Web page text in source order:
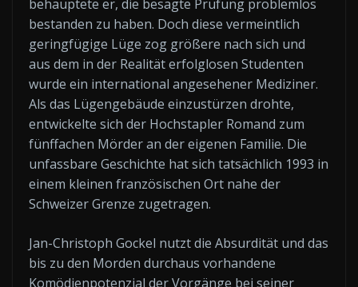
behauptete er, die besagte Prüfung problemlos
bestanden zu haben. Doch diese vermeintlich
geringfügige Lüge zog größere nach sich und
aus dem in der Realität erfolglosen Studenten
wurde ein international angesehener Mediziner.
Als das Lügengebäude einzustürzen drohte,
entwickelte sich der Hochstapler Romand zum
fünffachen Mörder an der eigenen Familie. Die
unfassbare Geschichte hat sich tatsächlich 1993 in
einem kleinen französischen Ort nahe der
Schweizer Grenze zugetragen.
Jan-Christoph Gockel nutzt die Absurdität und das
bis zu den Morden durchaus vorhandene
Komödienpotenzial der Vorgänge bei seiner